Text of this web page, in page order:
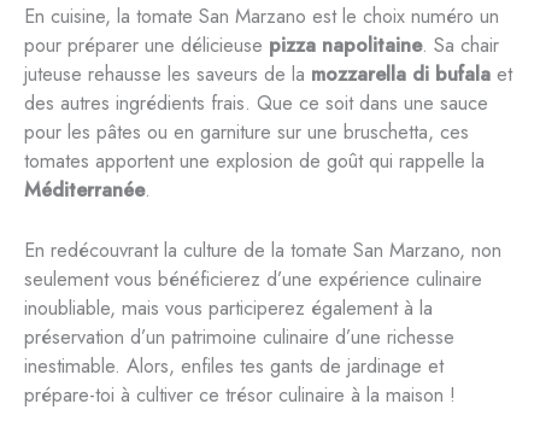
En cuisine, la tomate San Marzano est le choix numéro un
pour préparer une délicieuse pizza napolitaine. Sa chair
juteuse rehausse les saveurs de la mozzarella di bufala et
des autres ingrédients frais. Que ce soit dans une sauce
pour les pâtes ou en garniture sur une bruschetta, ces
tomates apportent une explosion de goût qui rappelle la
Méditerranée.
En redécouvrant la culture de la tomate San Marzano, non
seulement vous bénéficierez d’une expérience culinaire
inoubliable, mais vous participerez également à la
préservation d’un patrimoine culinaire d’une richesse
inestimable. Alors, enfiles tes gants de jardinage et
prépare-toi à cultiver ce trésor culinaire à la maison !